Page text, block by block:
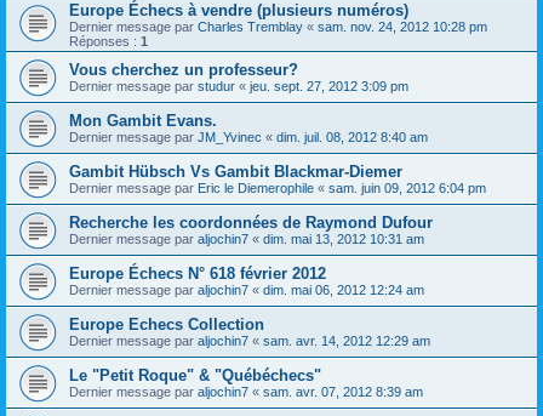
Europe Échecs à vendre (plusieurs numéros)
Dernier message par Charles Tremblay « sam. nov. 24, 2012 10:28 pm
Réponses : 1
Vous cherchez un professeur?
Dernier message par studur « jeu. sept. 27, 2012 3:09 pm
Mon Gambit Evans.
Dernier message par JM_Yvinec « dim. juil. 08, 2012 8:40 am
Gambit Hübsch Vs Gambit Blackmar-Diemer
Dernier message par Eric le Diemerophile « sam. juin 09, 2012 6:04 pm
Recherche les coordonnées de Raymond Dufour
Dernier message par aljochin7 « dim. mai 13, 2012 10:31 am
Europe Échecs N° 618 février 2012
Dernier message par aljochin7 « dim. mai 06, 2012 12:24 am
Europe Echecs Collection
Dernier message par aljochin7 « sam. avr. 14, 2012 12:29 am
Le "Petit Roque" & "Québéchecs"
Dernier message par aljochin7 « sam. avr. 07, 2012 8:39 am